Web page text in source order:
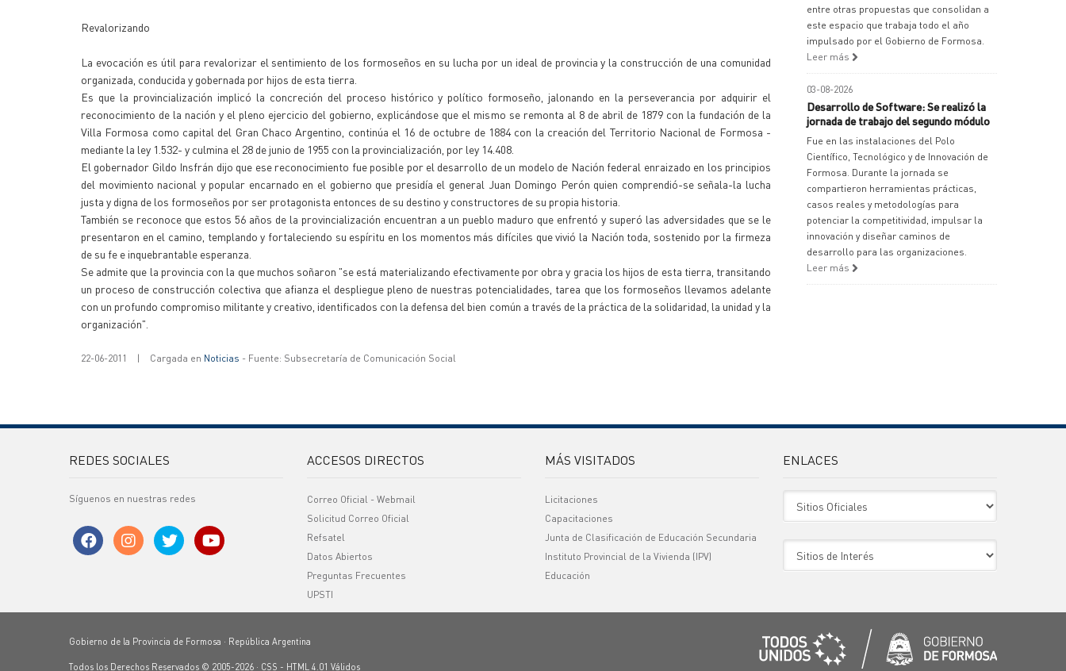
Revalorizando
La evocación es útil para revalorizar el sentimiento de los formoseños en su lucha por un ideal de provincia y la construcción de una comunidad
organizada, conducida y gobernada por hijos de esta tierra.
Es que la provincialización implicó la concreción del proceso histórico y político formoseño, jalonando en la perseverancia por adquirir el
reconocimiento de la nación y el pleno ejercicio del gobierno, explicándose que el mismo se remonta al 8 de abril de 1879 con la fundación de la
Villa Formosa como capital del Gran Chaco Argentino, continúa el 16 de octubre de 1884 con la creación del Territorio Nacional de Formosa -
mediante la ley 1.532- y culmina el 28 de junio de 1955 con la provincialización, por ley 14.408.
El gobernador Gildo Insfrán dijo que ese reconocimiento fue posible por el desarrollo de un modelo de Nación federal enraizado en los principios
del movimiento nacional y popular encarnado en el gobierno que presidía el general Juan Domingo Perón quien comprendió-se señala-la lucha
justa y digna de los formoseños por ser protagonista entonces de su destino y constructores de su propia historia.
También se reconoce que estos 56 años de la provincialización encuentran a un pueblo maduro que enfrentó y superó las adversidades que se le
presentaron en el camino, templando y fortaleciendo su espíritu en los momentos más difíciles que vivió la Nación toda, sostenido por la firmeza
de su fe e inquebrantable esperanza.
Se admite que la provincia con la que muchos soñaron "se está materializando efectivamente por obra y gracia los hijos de esta tierra, transitando
un proceso de construcción colectiva que afianza el despliegue pleno de nuestras potencialidades, tarea que los formoseños llevamos adelante
con un profundo compromiso militante y creativo, identificados con la defensa del bien común a través de la práctica de la solidaridad, la unidad y la
organización".
22-06-2011 | Cargada en Noticias - Fuente: Subsecretaría de Comunicación Social
entre otras propuestas que consolidan a
este espacio que trabaja todo el año
impulsado por el Gobierno de Formosa.
Leer más
03-08-2026
Desarrollo de Software: Se realizó la
jornada de trabajo del segundo módulo
Fue en las instalaciones del Polo
Científico, Tecnológico y de Innovación de
Formosa. Durante la jornada se
compartieron herramientas prácticas,
casos reales y metodologías para
potenciar la competitividad, impulsar la
innovación y diseñar caminos de
desarrollo para las organizaciones.
Leer más
REDES SOCIALES
Síguenos en nuestras redes
ACCESOS DIRECTOS
Correo Oficial - Webmail
Solicitud Correo Oficial
Refsatel
Datos Abiertos
Preguntas Frecuentes
UPSTI
MÁS VISITADOS
Licitaciones
Capacitaciones
Junta de Clasificación de Educación Secundaria
Instituto Provincial de la Vivienda (IPV)
Educación
ENLACES
Gobierno de la Provincia de Formosa · República Argentina
Todos los Derechos Reservados © 2005-2026 · CSS - HTML 4.01 Válidos